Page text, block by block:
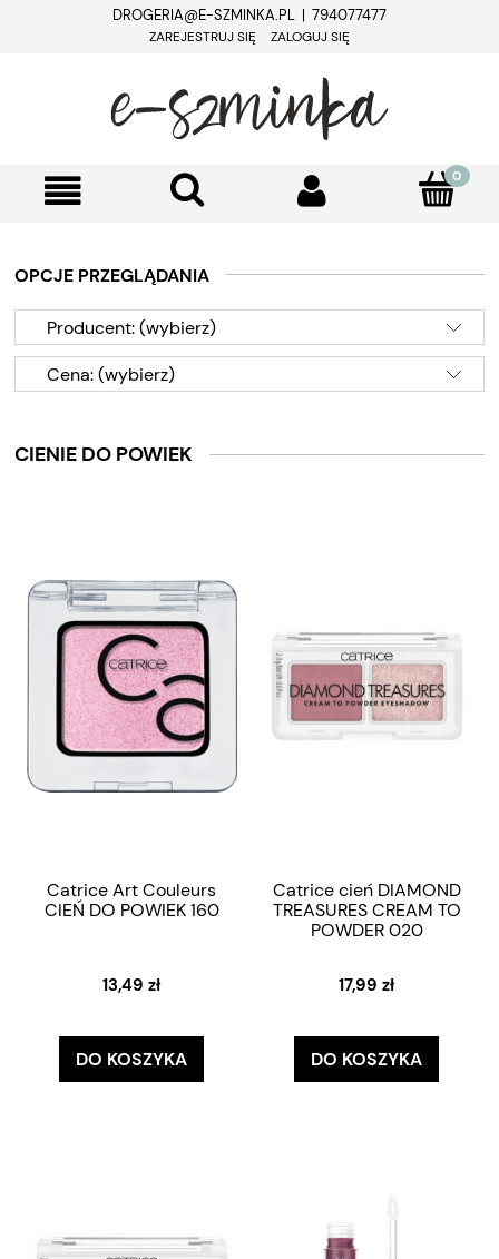
DROGERIA@E-SZMINKA.PL | 794077477
ZAREJESTRUJ SIĘ ZALOGUJ SIĘ
OPCJE PRZEGLĄDANIA
Producent: (wybierz)
Cena: (wybierz)
CIENIE DO POWIEK
Catrice Art Couleurs
CIEŃ DO POWIEK 160
13,49 zł
DO KOSZYKA
Catrice cień DIAMOND
TREASURES CREAM TO
POWDER 020
17,99 zł
DO KOSZYKA